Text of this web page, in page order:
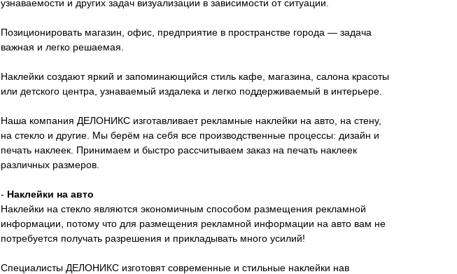
узнаваемости и других задач визуализации в зависимости от ситуации.
Позиционировать магазин, офис, предприятие в пространстве города — задача
важная и легко решаемая.
Наклейки создают яркий и запоминающийся стиль кафе, магазина, салона красоты
или детского центра, узнаваемый издалека и легко поддерживаемый в интерьере.
Наша компания ДЕЛОНИКС изготавливает рекламные наклейки на авто, на стену,
на стекло и другие. Мы берём на себя все производственные процессы: дизайн и
печать наклеек. Принимаем и быстро рассчитываем заказ на печать наклеек
различных размеров.
- Наклейки на авто
Наклейки на стекло являются экономичным способом размещения рекламной
информации, потому что для размещения рекламной информации на авто вам не
потребуется получать разрешения и прикладывать много усилий!
Специалисты ДЕЛОНИКС изготовят современные и стильные наклейки нав